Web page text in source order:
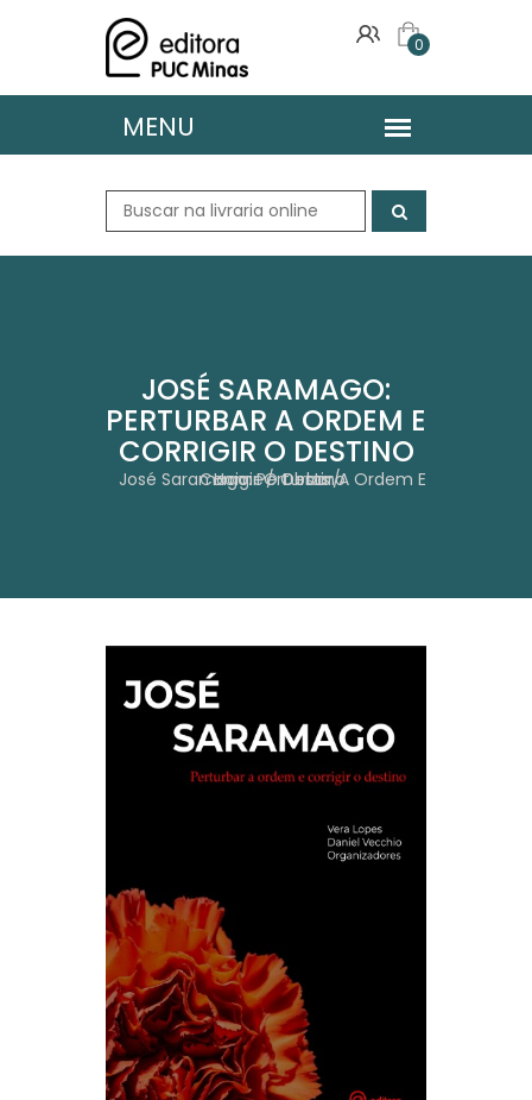
0
JOSÉ SARAMAGO:
PERTURBAR A ORDEM E
CORRIGIR O DESTINO
Home Obras
José Saramago: Perturbar A Ordem E Corrigir O Destino